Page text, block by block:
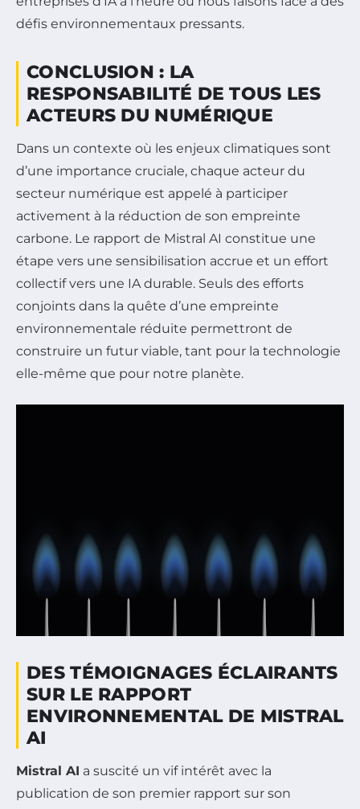
défis environnementaux pressants.
CONCLUSION : LA
RESPONSABILITÉ DE TOUS LES
ACTEURS DU NUMÉRIQUE
Dans un contexte où les enjeux climatiques sont
d’une importance cruciale, chaque acteur du
secteur numérique est appelé à participer
activement à la réduction de son empreinte
carbone. Le rapport de Mistral AI constitue une
étape vers une sensibilisation accrue et un effort
collectif vers une IA durable. Seuls des efforts
conjoints dans la quête d’une empreinte
environnementale réduite permettront de
construire un futur viable, tant pour la technologie
elle-même que pour notre planète.
DES TÉMOIGNAGES ÉCLAIRANTS
SUR LE RAPPORT
ENVIRONNEMENTAL DE MISTRAL
AI
Mistral AI a suscité un vif intérêt avec la
publication de son premier rapport sur son